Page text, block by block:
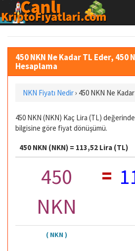
450 NKN Ne Kadar TL Eder, 450
Hesaplama
NKN Fiyatı Nedir› 450 NKN Ne
450 NKN (NKN) Kaç Lira (TL)
bilgisine göre fiyat dönüşümü.
450 NKN (NKN) = 113,52 Lira (TL)
450
NKN
=
( NKN )